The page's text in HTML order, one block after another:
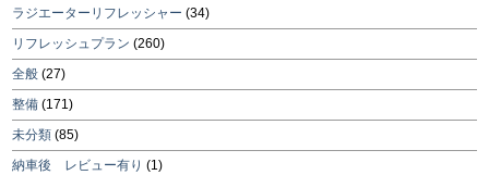
ラジエーターリフレッシャー (34)
リフレッシュプラン (260)
全般 (27)
整備 (171)
未分類 (85)
納車後 レビュー有り (1)